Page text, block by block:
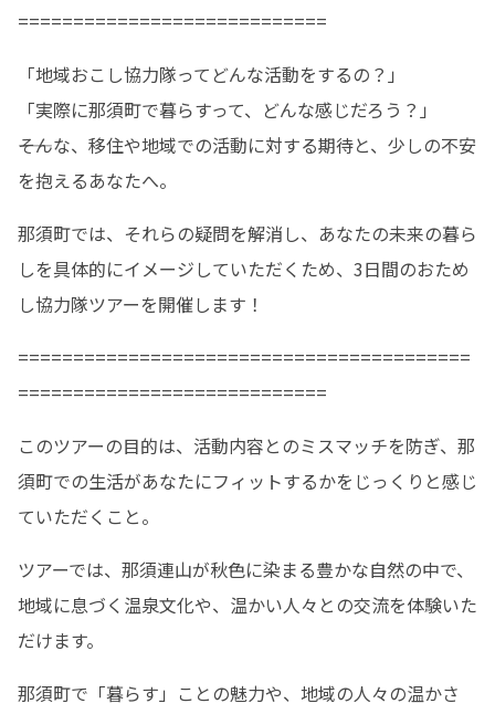
============================
「地域おこし協力隊ってどんな活動をするの？」
「実際に那須町で暮らすって、どんな感じだろう？」
――そんな、移住や地域での活動に対する期待と、少しの不安
を抱えるあなたへ。
那須町では、それらの疑問を解消し、あなたの未来の暮ら
しを具体的にイメージしていただくため、3日間のおため
し協力隊ツアーを開催します！
=========================================
============================
このツアーの目的は、活動内容とのミスマッチを防ぎ、那
須町での生活があなたにフィットするかをじっくりと感じ
ていただくこと。
ツアーでは、那須連山が秋色に染まる豊かな自然の中で、
地域に息づく温泉文化や、温かい人々との交流を体験いた
だけます。
那須町で「暮らす」ことの魅力や、地域の人々の温かさ